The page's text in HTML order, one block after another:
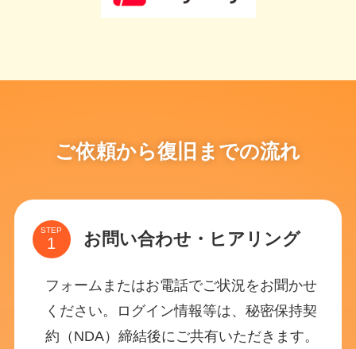
ご依頼から復旧までの流れ
STEP お問い合わせ・ヒアリング
フォームまたはお電話でご状況をお聞かせ
ください。ログイン情報等は、秘密保持契
約（NDA）締結後にご共有いただきます。